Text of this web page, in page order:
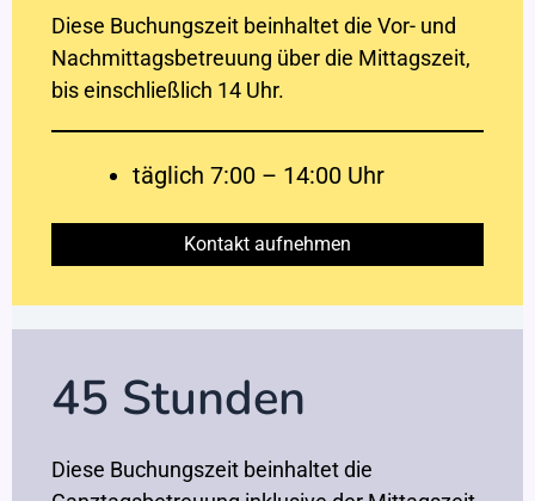
Diese Buchungszeit beinhaltet die Vor- und
Nachmittagsbetreuung über die Mittagszeit,
bis einschließlich 14 Uhr.
täglich 7:00 – 14:00 Uhr
Kontakt aufnehmen
45 Stunden
Diese Buchungszeit beinhaltet die